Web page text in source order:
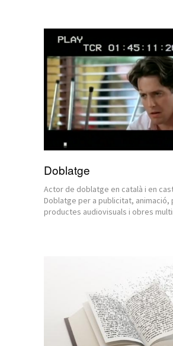
Doblatge
Actor de doblatge en català i en
Doblatge per a publicitat, animació,
productes audiovisuals i obres